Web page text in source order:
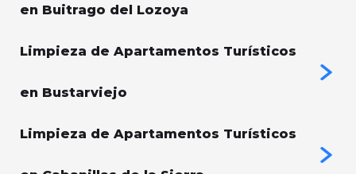
en Buitrago del Lozoya
Limpieza de Apartamentos Turísticos
en Bustarviejo
Limpieza de Apartamentos Turísticos